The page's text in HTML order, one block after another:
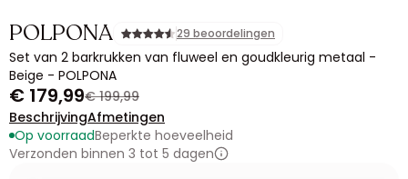
POLPONA 29 beoordelingen
Set van 2 barkrukken van fluweel en goudkleurig metaal -
Beige - POLPONA
€ 179,99€ 199,99
BeschrijvingAfmetingen
Op voorraadBeperkte hoeveelheid
Verzonden binnen 3 tot 5 dagen